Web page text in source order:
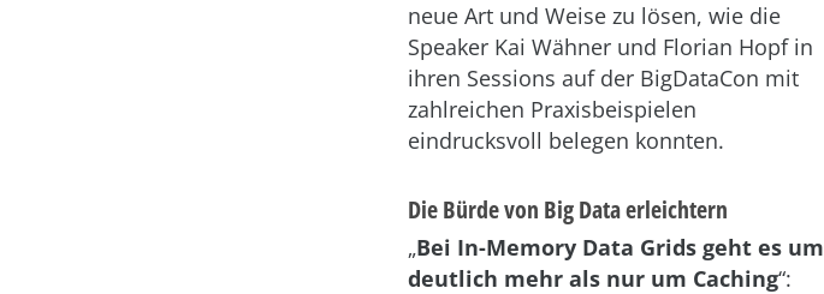
neue Art und Weise zu lösen, wie die
Speaker Kai Wähner und Florian Hopf in
ihren Sessions auf der BigDataCon mit
zahlreichen Praxisbeispielen
eindrucksvoll belegen konnten.
Die Bürde von Big Data erleichtern
„Bei In-Memory Data Grids geht es um
deutlich mehr als nur um Caching“: